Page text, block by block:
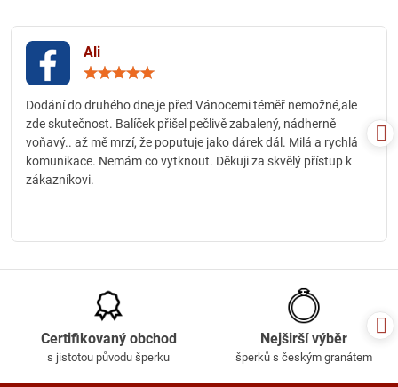
Ali
5
Dodání do druhého dne,je před Vánocemi téměř nemožné,ale
zde skutečnost. Balíček přišel pečlivě zabalený, nádherně
voňavý.. až mě mrzí, že poputuje jako dárek dál. Milá a rychlá
komunikace. Nemám co vytknout. Děkuji za skvělý přístup k
zákazníkovi.
Certifikovaný obchod
s jistotou původu šperku
Nejširší výběr
šperků s českým granátem